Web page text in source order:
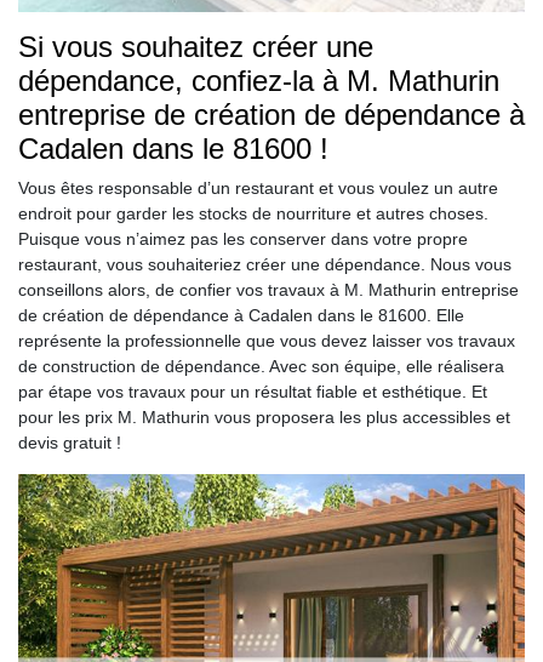
Si vous souhaitez créer une
dépendance, confiez-la à M. Mathurin
entreprise de création de dépendance à
Cadalen dans le 81600 !
Vous êtes responsable d’un restaurant et vous voulez un autre
endroit pour garder les stocks de nourriture et autres choses.
Puisque vous n’aimez pas les conserver dans votre propre
restaurant, vous souhaiteriez créer une dépendance. Nous vous
conseillons alors, de confier vos travaux à M. Mathurin entreprise
de création de dépendance à Cadalen dans le 81600. Elle
représente la professionnelle que vous devez laisser vos travaux
de construction de dépendance. Avec son équipe, elle réalisera
par étape vos travaux pour un résultat fiable et esthétique. Et
pour les prix M. Mathurin vous proposera les plus accessibles et
devis gratuit !